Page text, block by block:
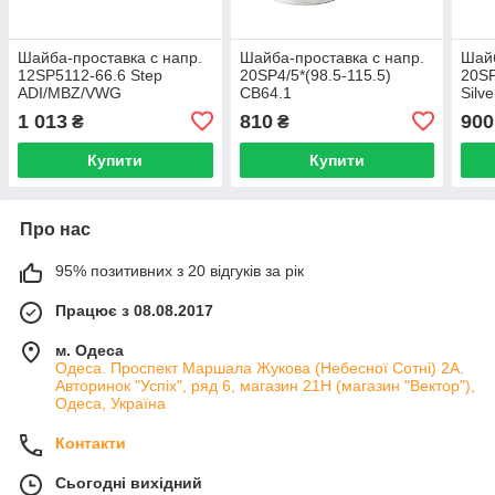
Шайба-проставка с напр.
12SP5112-66.6 Step
ADI/MBZ/VWG
1 013 ₴
Купити
Шайба-проставка с напр.
20SP4/5*(98.5-115.5)
CB64.1
810₴
Купити
900
Про нас
95% позитивних з 20 відгуків за рік
Працює з 08.08.2017
м. Одеса
Одеса. Проспект Маршала Жукова (Небесної Сотні) 2А.
Авторинок "Успіх", ряд 6, магазин 21Н (магазин "Вектор"),
Одеса, Україна
Контакти
Сьогодні вихідний